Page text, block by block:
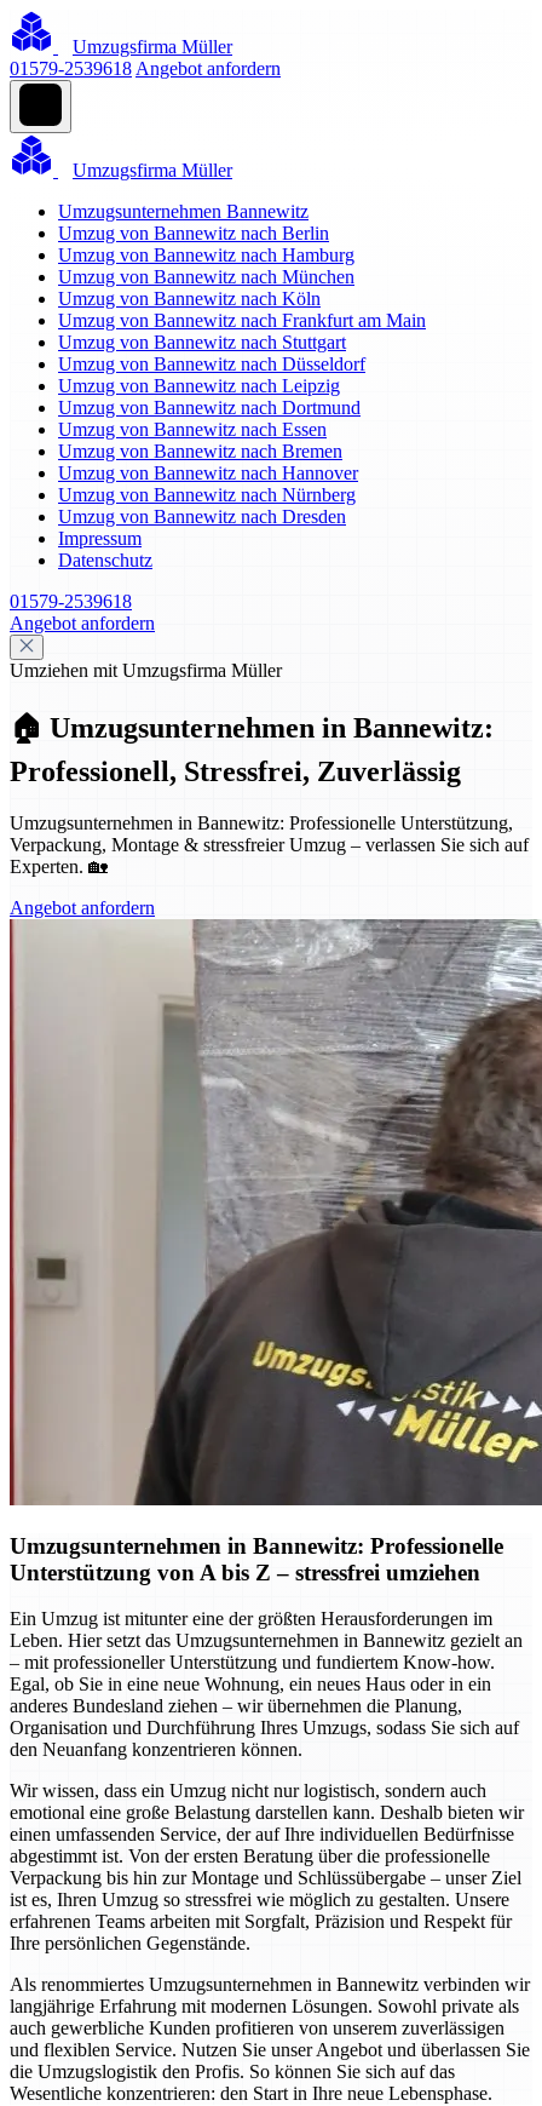
Umzugsfirma Müller
01579-2539618 Angebot anfordern
Umzugsfirma Müller
Umzugsunternehmen Bannewitz
Umzug von Bannewitz nach Berlin
Umzug von Bannewitz nach Hamburg
Umzug von Bannewitz nach München
Umzug von Bannewitz nach Köln
Umzug von Bannewitz nach Frankfurt am Main
Umzug von Bannewitz nach Stuttgart
Umzug von Bannewitz nach Düsseldorf
Umzug von Bannewitz nach Leipzig
Umzug von Bannewitz nach Dortmund
Umzug von Bannewitz nach Essen
Umzug von Bannewitz nach Bremen
Umzug von Bannewitz nach Hannover
Umzug von Bannewitz nach Nürnberg
Umzug von Bannewitz nach Dresden
Impressum
Datenschutz
01579-2539618
Angebot anfordern
Umziehen mit Umzugsfirma Müller
🏠 Umzugsunternehmen in Bannewitz:
Professionell, Stressfrei, Zuverlässig
Umzugsunternehmen in Bannewitz: Professionelle Unterstützung,
Verpackung, Montage & stressfreier Umzug – verlassen Sie sich auf
Experten. 🏡
Angebot anfordern
Umzugsunternehmen in Bannewitz: Professionelle
Unterstützung von A bis Z – stressfrei umziehen
Ein Umzug ist mitunter eine der größten Herausforderungen im
Leben. Hier setzt das Umzugsunternehmen in Bannewitz gezielt an
– mit professioneller Unterstützung und fundiertem Know-how.
Egal, ob Sie in eine neue Wohnung, ein neues Haus oder in ein
anderes Bundesland ziehen – wir übernehmen die Planung,
Organisation und Durchführung Ihres Umzugs, sodass Sie sich auf
den Neuanfang konzentrieren können.
Wir wissen, dass ein Umzug nicht nur logistisch, sondern auch
emotional eine große Belastung darstellen kann. Deshalb bieten wir
einen umfassenden Service, der auf Ihre individuellen Bedürfnisse
abgestimmt ist. Von der ersten Beratung über die professionelle
Verpackung bis hin zur Montage und Schlüssübergabe – unser Ziel
ist es, Ihren Umzug so stressfrei wie möglich zu gestalten. Unsere
erfahrenen Teams arbeiten mit Sorgfalt, Präzision und Respekt für
Ihre persönlichen Gegenstände.
Als renommiertes Umzugsunternehmen in Bannewitz verbinden wir
langjährige Erfahrung mit modernen Lösungen. Sowohl private als
auch gewerbliche Kunden profitieren von unserem zuverlässigen
und flexiblen Service. Nutzen Sie unser Angebot und überlassen Sie
die Umzugslogistik den Profis. So können Sie sich auf das
Wesentliche konzentrieren: den Start in Ihre neue Lebensphase.